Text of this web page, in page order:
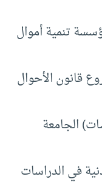
تنمية أموال
قانون الأحوال
الجامعة
في الدراسات